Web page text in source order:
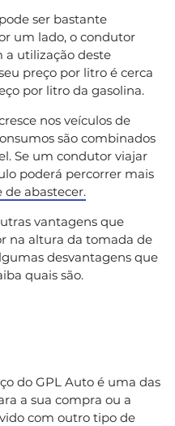
ser bastante
um lado, o condutor
a utilização deste
preço por litro é cerca
por litro da gasolina.
nos veículos de
são combinados
Se um condutor viajar
poderá percorrer mais
de abastecer.
vantagens que
na altura da tomada de
desvantagens que
quais são.
do GPL Auto é uma das
a sua compra ou a
com outro tipo de